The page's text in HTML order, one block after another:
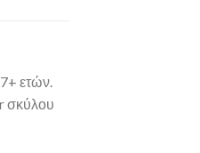
ετών.
σκύλου